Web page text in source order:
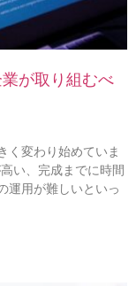
が取り組むべ
く変わり始めていま
い、完成までに時間
運用が難しいといっ